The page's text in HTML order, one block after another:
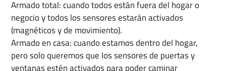
Armado total: cuando todos están fuera del hogar o
negocio y todos los sensores estarán activados
(magnéticos y de movimiento).
Armado en casa: cuando estamos dentro del hogar,
pero solo queremos que los sensores de puertas y
ventanas estén activados para poder caminar